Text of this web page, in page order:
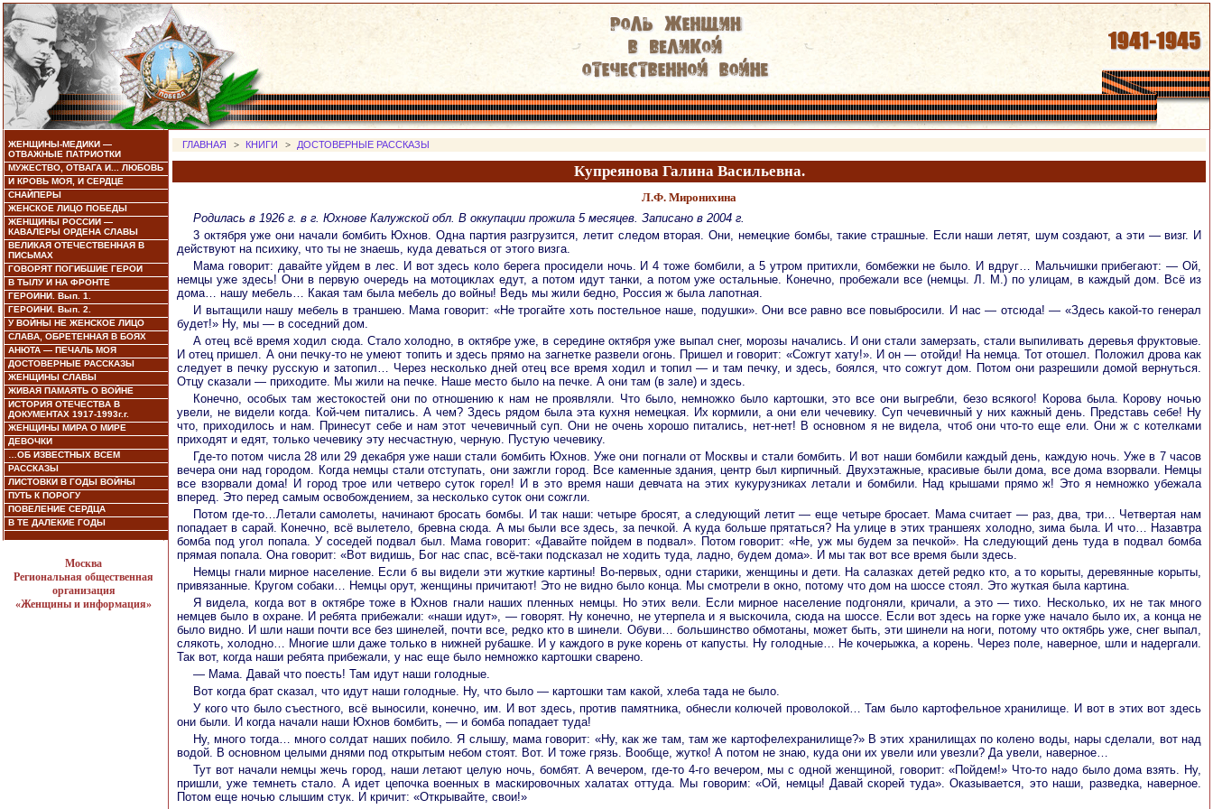
ЖЕНЩИНЫ-МЕДИКИ —
ОТВАЖНЫЕ ПАТРИОТКИ
МУЖЕСТВО, ОТВАГА И... ЛЮБОВЬ
И КРОВЬ МОЯ, И СЕРДЦЕ
СНАЙПЕРЫ
ЖЕНСКОЕ ЛИЦО ПОБЕДЫ
ЖЕНЩИНЫ РОССИИ —
КАВАЛЕРЫ ОРДЕНА СЛАВЫ
ВЕЛИКАЯ ОТЕЧЕСТВЕННАЯ В
ПИСЬМАХ
ГОВОРЯТ ПОГИБШИЕ ГЕРОИ
В ТЫЛУ И НА ФРОНТЕ
ГЕРОИНИ. Вып. 1.
ГЕРОИНИ. Вып. 2.
У ВОЙНЫ НЕ ЖЕНСКОЕ ЛИЦО
СЛАВА, ОБРЕТЕННАЯ В БОЯХ
АНЮТА — ПЕЧАЛЬ МОЯ
ДОСТОВЕРНЫЕ РАССКАЗЫ
ЖЕНЩИНЫ СЛАВЫ
ЖИВАЯ ПАМАЯТЬ О ВОЙНЕ
ИСТОРИЯ ОТЕЧЕСТВА В
ДОКУМЕНТАХ 1917-1993г.г.
ЖЕНЩИНЫ МИРА О МИРЕ
ДЕВОЧКИ
…ОБ ИЗВЕСТНЫХ ВСЕМ
РАССКАЗЫ
ЛИСТОВКИ В ГОДЫ ВОЙНЫ
ПУТЬ К ПОРОГУ
ПОВЕЛЕНИЕ СЕРДЦА
В ТЕ ДАЛЕКИЕ ГОДЫ
Москва
Региональная общественная
организация
«Женщины и информация»
ГЛАВНАЯ > КНИГИ > ДОСТОВЕРНЫЕ РАССКАЗЫ
Купреянова Галина Васильевна.
Л.Ф. Миронихина
Родилась в 1926 г. в г. Юхнове Калужской обл. В оккупации прожила 5 месяцев. Записано в 2004 г.
3 октября уже они начали бомбить Юхнов. Одна партия разгрузится, летит следом вторая. Они, немецкие бомбы, такие страшные. Если наши летят, шум создают, а эти — визг. И
действуют на психику, что ты не знаешь, куда деваться от этого визга.
Мама говорит: давайте уйдем в лес. И вот здесь коло берега просидели ночь. И 4 тоже бомбили, а 5 утром притихли, бомбежки не было. И вдруг… Мальчишки прибегают: — Ой,
немцы уже здесь! Они в первую очередь на мотоциклах едут, а потом идут танки, а потом уже остальные. Конечно, пробежали все (немцы. Л. М.) по улицам, в каждый дом. Всё из
дома… нашу мебель… Какая там была мебель до войны! Ведь мы жили бедно, Россия ж была лапотная.
И вытащили нашу мебель в траншею. Мама говорит: «Не трогайте хоть постельное наше, подушки». Они все равно все повыбросили. И нас — отсюда! — «Здесь какой-то генерал
будет!» Ну, мы — в соседний дом.
А отец всё время ходил сюда. Стало холодно, в октябре уже, в середине октября уже выпал снег, морозы начались. И они стали замерзать, стали выпиливать деревья фруктовые.
И отец пришел. А они печку-то не умеют топить и здесь прямо на загнетке развели огонь. Пришел и говорит: «Сожгут хату!». И он — отойди! На немца. Тот отошел. Положил дрова как
следует в печку русскую и затопил… Через несколько дней отец все время ходил и топил — и там печку, и здесь, боялся, что сожгут дом. Потом они разрешили домой вернуться.
Отцу сказали — приходите. Мы жили на печке. Наше место было на печке. А они там (в зале) и здесь.
Конечно, особых там жестокостей они по отношению к нам не проявляли. Что было, немножко было картошки, это все они выгребли, безо всякого! Корова была. Корову ночью
увели, не видели когда. Кой-чем питались. А чем? Здесь рядом была эта кухня немецкая. Их кормили, а они ели чечевику. Суп чечевичный у них кажный день. Представь себе! Ну
что, приходилось и нам. Принесут себе и нам этот чечевичный суп. Они не очень хорошо питались, нет-нет! В основном я не видела, чтоб они что-то еще ели. Они ж с котелками
приходят и едят, только чечевику эту несчастную, черную. Пустую чечевику.
Где-то потом числа 28 или 29 декабря уже наши стали бомбить Юхнов. Уже они погнали от Москвы и стали бомбить. И вот наши бомбили каждый день, каждую ночь. Уже в 7 часов
вечера они над городом. Когда немцы стали отступать, они зажгли город. Все каменные здания, центр был кирпичный. Двухэтажные, красивые были дома, все дома взорвали. Немцы
все взорвали дома! И город трое или четверо суток горел! И в это время наши девчата на этих кукурузниках летали и бомбили. Над крышами прямо ж! Это я немножко убежала
вперед. Это перед самым освобождением, за несколько суток они сожгли.
Потом где-то…Летали самолеты, начинают бросать бомбы. И так наши: четыре бросят, а следующий летит — еще четыре бросает. Мама считает — раз, два, три… Четвертая нам
попадает в сарай. Конечно, всё вылетело, бревна сюда. А мы были все здесь, за печкой. А куда больше прятаться? На улице в этих траншеях холодно, зима была. И что… Назавтра
бомба под угол попала. У соседей подвал был. Мама говорит: «Давайте пойдем в подвал». Потом говорит: «Не, уж мы будем за печкой». На следующий день туда в подвал бомба
прямая попала. Она говорит: «Вот видишь, Бог нас спас, всё-таки подсказал не ходить туда, ладно, будем дома». И мы так вот все время были здесь.
Немцы гнали мирное население. Если б вы видели эти жуткие картины! Во-первых, одни старики, женщины и дети. На салазках детей редко кто, а то корыты, деревянные корыты,
привязанные. Кругом собаки… Немцы орут, женщины причитают! Это не видно было конца. Мы смотрели в окно, потому что дом на шоссе стоял. Это жуткая была картина.
Я видела, когда вот в октябре тоже в Юхнов гнали наших пленных немцы. Но этих вели. Если мирное население подгоняли, кричали, а это — тихо. Несколько, их не так много
немцев было в охране. И ребята прибежали: «наши идут», — говорят. Ну конечно, не утерпела и я выскочила, сюда на шоссе. Если вот здесь на горке уже начало было их, а конца не
было видно. И шли наши почти все без шинелей, почти все, редко кто в шинели. Обуви… большинство обмотаны, может быть, эти шинели на ноги, потому что октябрь уже, снег выпал,
слякоть, холодно… Многие шли даже только в нижней рубашке. И у каждого в руке корень от капусты. Ну голодные… Не кочерыжка, а корень. Через поле, наверное, шли и надергали.
Так вот, когда наши ребята прибежали, у нас еще было немножко картошки сварено.
— Мама. Давай что поесть! Там идут наши голодные.
Вот когда брат сказал, что идут наши голодные. Ну, что было — картошки там какой, хлеба тада не было.
У кого что было съестного, всё выносили, конечно, им. И вот здесь, против памятника, обнесли колючей проволокой… Там было картофельное хранилище. И вот в этих вот здесь
они были. И когда начали наши Юхнов бомбить, — и бомба попадает туда!
Ну, много тогда… много солдат наших побило. Я слышу, мама говорит: «Ну, как же там, там же картофелехранилище?» В этих хранилищах по колено воды, нары сделали, вот над
водой. В основном целыми днями под открытым небом стоят. Вот. И тоже грязь. Вообще, жутко! А потом не знаю, куда они их увели или увезли? Да увели, наверное…
Тут вот начали немцы жечь город, наши летают целую ночь, бомбят. А вечером, где-то 4-го вечером, мы с одной женщиной, говорит: «Пойдем!» Что-то надо было дома взять. Ну,
пришли, уже темнеть стало. А идет цепочка военных в маскировочных халатах оттуда. Мы говорим: «Ой, немцы! Давай скорей туда». Оказывается, это наши, разведка, наверное.
Потом еще ночью слышим стук. И кричит: «Открывайте, свои!»